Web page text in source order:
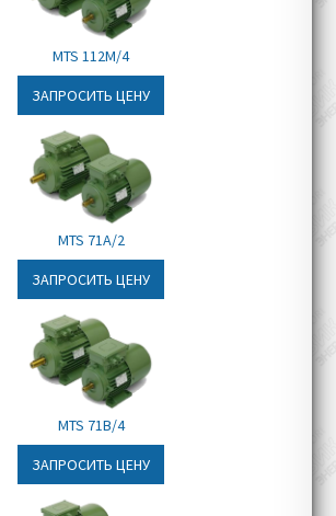
и
линии
оборудование
и портовые краны
MTS 112M/4
ЗАПРОСИТЬ ЦЕНУ
MTS 71A/2
ЗАПРОСИТЬ ЦЕНУ
MTS 71B/4
ЗАПРОСИТЬ ЦЕНУ